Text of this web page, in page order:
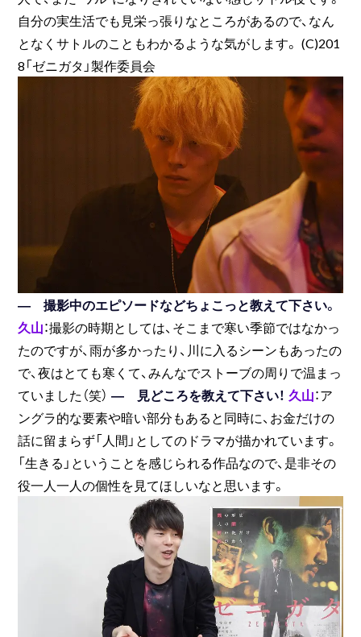
自分の実生活でも見栄っ張りなところがあるので、なん
となくサトルのこともわかるような気がします。 (C)201
8「ゼニガタ」製作委員会
― 撮影中のエピソードなどちょこっと教えて下さい。
久山：撮影の時期としては、そこまで寒い季節ではなかっ
たのですが、雨が多かったり、川に入るシーンもあったの
で、夜はとても寒くて、みんなでストーブの周りで温まっ
ていました（笑）― 見どころを教えて下さい！ 久山：ア
ングラ的な要素や暗い部分もあると同時に、お金だけの
話に留まらず「人間」としてのドラマが描かれています。
「生きる」ということを感じられる作品なので、是非その
役一人一人の個性を見てほしいなと思います。